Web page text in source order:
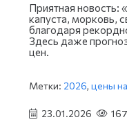
Приятная
капуста, морковь,
благодаря
Здесь даже
цен.
Метки: 2026, цены
23.01.2026 167